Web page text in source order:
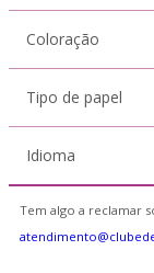
Coloração
Tipo de papel
Idioma
Tem algo a reclamar